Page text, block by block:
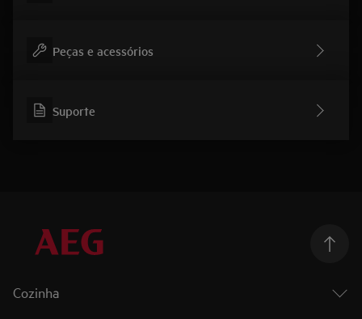
Peças e acessórios
Suporte
Cozinha